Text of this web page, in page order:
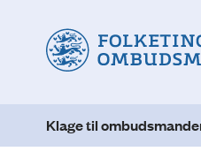
Klage til